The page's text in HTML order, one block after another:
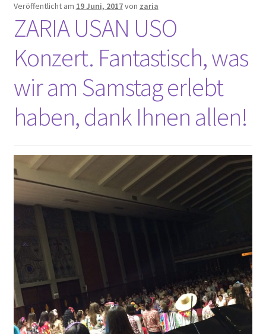
Veröffentlicht am 19 Juni, 2017von zaria
ZARIA USAN USO
Konzert. Fantastisch, was
wir am Samstag erlebt
haben, dank Ihnen allen!